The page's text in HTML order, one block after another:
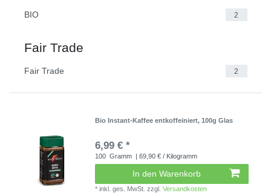
BIO 2
Fair Trade
Fair Trade 2
Bio Instant-Kaffee entkoffeiniert, 100g Glas
6,99 € *
100 Gramm | 69,90 € / Kilogramm
In den Warenkorb
*inkl. ges. MwSt. zzgl.Versandkosten